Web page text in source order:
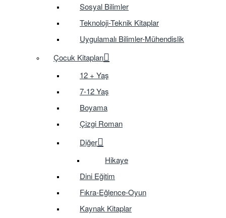
Sosyal Bilimler
Teknoloji-Teknik Kitaplar
Uygulamalı Bilimler-Mühendislik
Çocuk Kitapları
12 + Yaş
7-12 Yaş
Boyama
Çizgi Roman
Diğer
Hikaye
Dini Eğitim
Fıkra-Eğlence-Oyun
Kaynak Kitaplar